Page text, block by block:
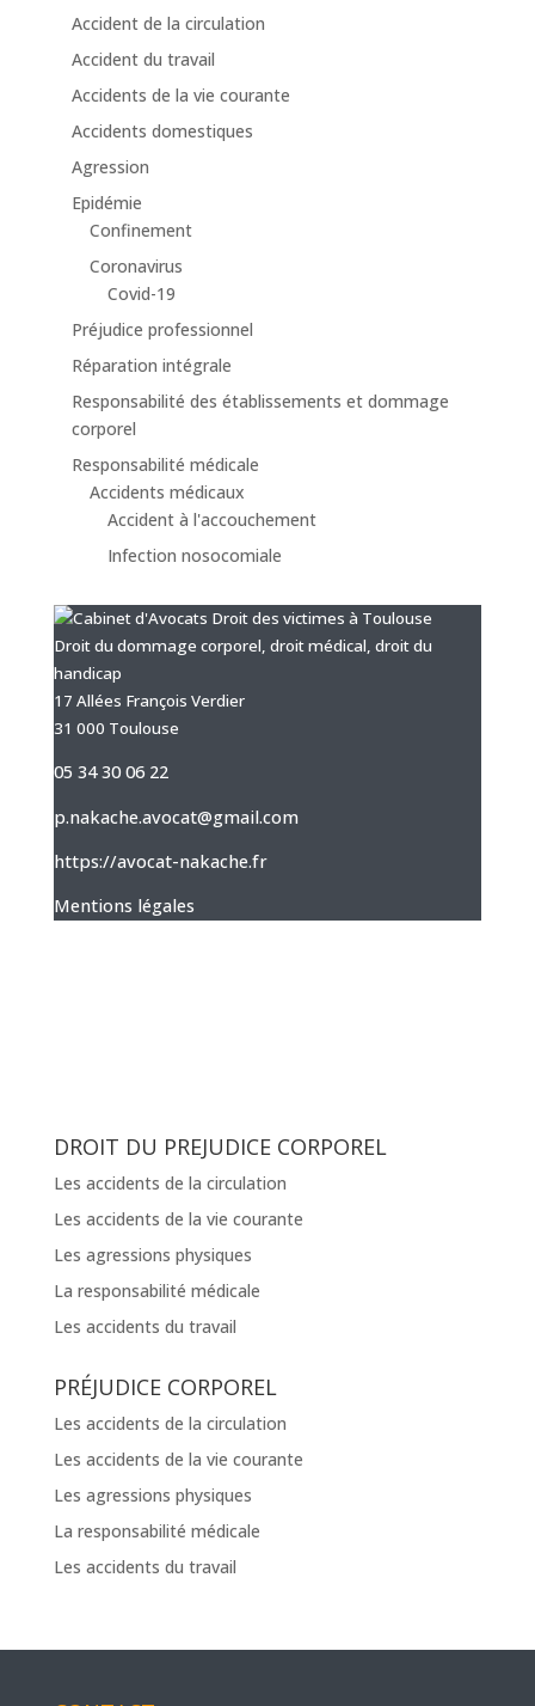
Accident de la circulation
Accident du travail
Accidents de la vie courante
Accidents domestiques
Agression
Epidémie
Confinement
Coronavirus
Covid-19
Préjudice professionnel
Réparation intégrale
Responsabilité des établissements et dommage
corporel
Responsabilité médicale
Accidents médicaux
Accident à l'accouchement
Infection nosocomiale
Droit du dommage corporel, droit médical, droit du
handicap
17 Allées François Verdier
31 000 Toulouse
05 34 30 06 22
p.nakache.avocat@gmail.com
https://avocat-nakache.fr
Mentions légales
DROIT DU PREJUDICE CORPOREL
Les accidents de la circulation
Les accidents de la vie courante
Les agressions physiques
La responsabilité médicale
Les accidents du travail
PRÉJUDICE CORPOREL
Les accidents de la circulation
Les accidents de la vie courante
Les agressions physiques
La responsabilité médicale
Les accidents du travail